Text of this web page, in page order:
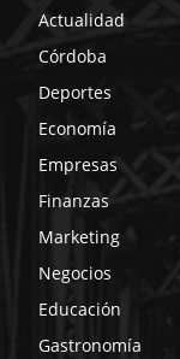
Actualidad
Córdoba
Deportes
Economía
Empresas
Finanzas
Marketing
Negocios
Educación
Gastronomía